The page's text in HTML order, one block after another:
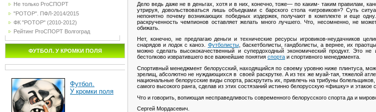
Не только ProСПОРТ
"РОТОР". ПФЛ-2014/2015
ФК "РОТОР" (2010-2012)
Рейтинг ProСПОРТ Волгоград
ФУТБОЛ. У КРОМКИ ПОЛЯ
Футбол.
У кромки поля
Дело ведь даже не в деньгах, хотя и в них, конечно, тоже— по каким- таким правилам,
утрируя, довольствоваться лишь объедками с барского стола «игровиков»? Суть
непонятно почему возникающих победных издержек, получают в комплекте и еще
раскрученность чемпионов оставляет желать много лучшего. Что, несомненно, не
обижать.
Нет, конечно, не предлагаю деньги и технические ресурсы игровиков-неудачников
снарядов и лодок с каноэ. Футболисты, баскетболисты, гандболисты, а вернее, их
можно сделать высококачественный и супердоходный экономический продукт. Это
бестолково извратившего все важнейшие понятия спорта и спортивного менеджмента.
Спортивный менеджмент белорусский, находящийся по своему уровню ниже плинтуса,
зрелищ, абсолютно не нуждающихся в своей раскрутке. А из тех же муай-тая, тяжелой
национальные белорусские виды спорта, раскрутить их, привлечь на трибуны
самого высокого ранга, сделав из этих состязаний истинно белорусскую «фишку» и этакое
Что и говорить, вопиющая несправедливость современного белорусского спорта да и
Сергей Мордасевич.